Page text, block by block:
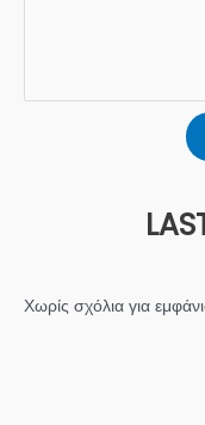
Χωρίς σχόλια για